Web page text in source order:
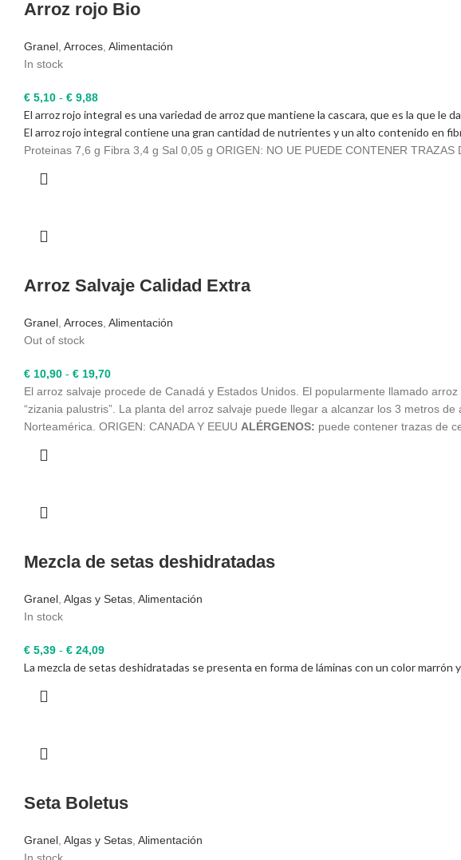
Arroz rojo Bio
Granel Arroces Alimentación
In stock
€ 5,10 - € 9,88Rango
de
precios:
desde
El arroz rojo integral es una variedad de arroz que mantiene la cascara, que es la que le
El arroz rojo integral contiene una gran cantidad de nutrientes y un alto contenido en
Proteinas 7,6 g Fibra 3,4 g Sal 0,05 g ORIGEN: NO UE PUEDE CONTENER TRAZAS
Arroz Salvaje Calidad Extra
Granel Arroces Alimentación
Out of stock
€ 10,90 - € 19,70Rango
de
precios:
desde
El arroz salvaje procede de Canadá y Estados Unidos. El popularmente llamado
“zizania palustris”. La planta del arroz salvaje puede llegar a alcanzar los 3 metros
Norteamérica. ORIGEN: CANADA Y EEUU ALÉRGENOS: puede contener trazas de
Mezcla de setas deshidratadas
Granel Algas y Setas Alimentación
In stock
€ 5,39 - € 24,09Rango
de
La mezcla de setas deshidratadas se presenta en forma de láminas con un color marrón
Seta Boletus
Granel Algas y Setas Alimentación